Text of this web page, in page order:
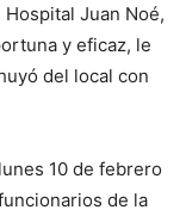
Juan Noé,
y eficaz, le
del local con
10 de febrero
de la